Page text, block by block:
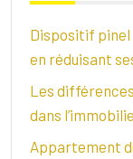
Dispositif
en réduisant
Les
dans
Appartement